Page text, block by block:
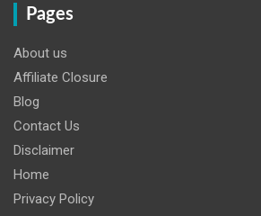
Pages
About us
Affiliate Closure
Blog
Contact Us
Disclaimer
Home
Privacy Policy